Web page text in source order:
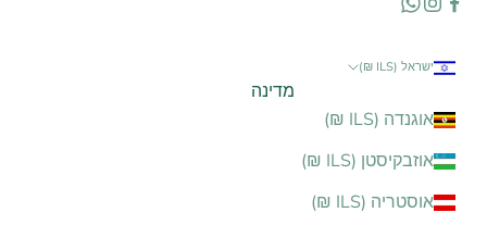
ישראל (ILS ₪)
מדינה
אוגנדה (ILS ₪)
אוזבקיסטן (ILS ₪)
אוסטריה (ILS ₪)